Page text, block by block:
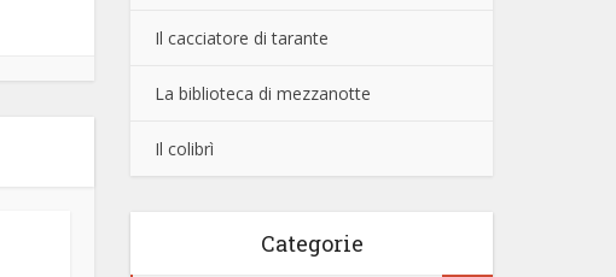
Il cacciatore di tarante
La biblioteca di mezzanotte
Il colibrì
Categorie